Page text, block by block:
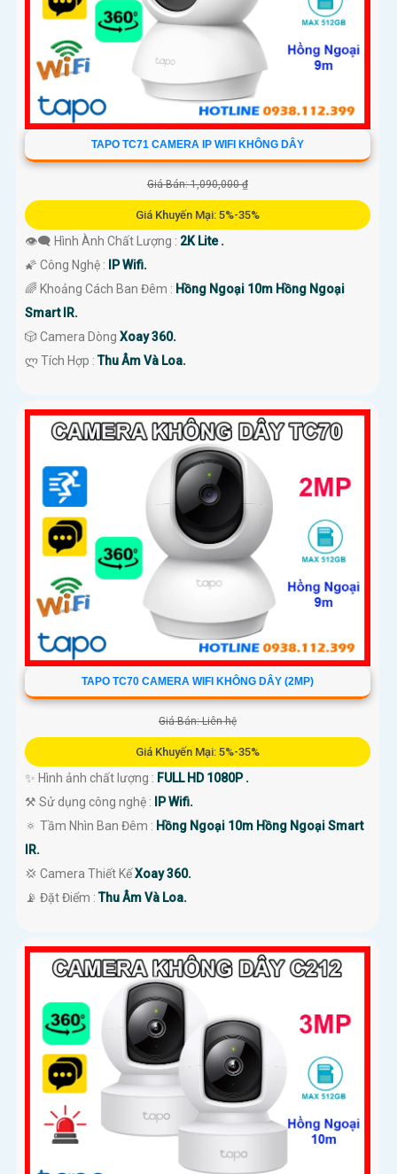
TAPO TC71 CAMERA IP WIFI KHÔNG DÂY
Giá Bán: 1,090,000 ₫
Giá Khuyến Mại: 5%-35%
👁️‍🗨 Hình Ành Chất Lượng : 2K Lite .
🌠 Công Nghệ : IP Wifi.
🌈 Khoảng Cách Ban Đêm : Hồng Ngoại 10m Hồng Ngoại
Smart IR.
🎲 Camera Dòng Xoay 360.
️ლ Tích Hợp :Thu Âm Và Loa.
TAPO TC70 CAMERA WIFI KHÔNG DÂY (2MP)
Giá Bán: Liên hệ
Giá Khuyến Mại: 5%-35%
✨ Hình ảnh chất lượng : FULL HD 1080P .
⚒ Sử dụng công nghệ : IP Wifi.
🔅 Tầm Nhìn Ban Đêm : Hồng Ngoại 10m Hồng Ngoại Smart
IR.
💢 Camera Thiết KếXoay 360.
️📡 Đặt Điểm :Thu Âm Và Loa.